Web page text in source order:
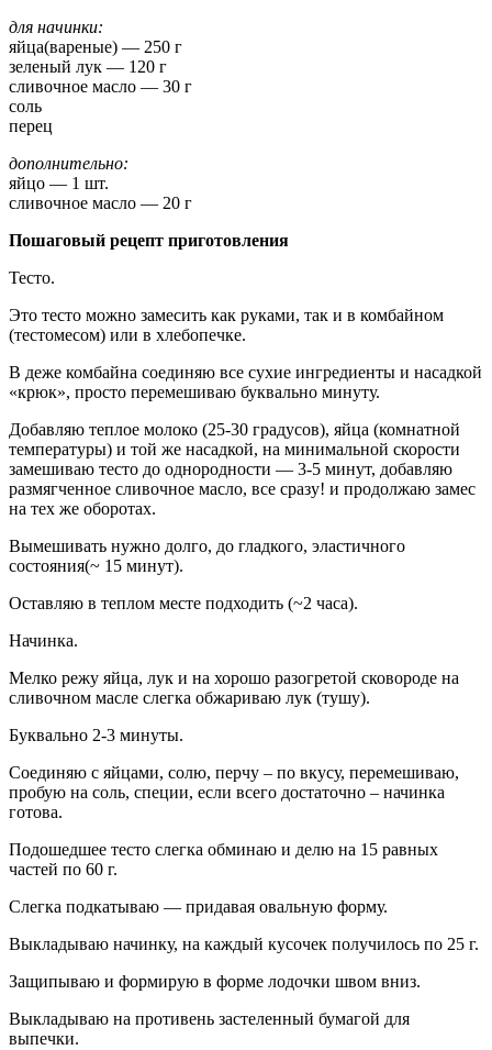
для начинки:
яйца(вареные) — 250 г
зеленый лук — 120 г
сливочное масло — 30 г
соль
перец
дополнительно:
яйцо — 1 шт.
сливочное масло — 20 г
Пошаговый рецепт приготовления
Тесто.
Это тесто можно замесить как руками, так и в комбайном
(тестомесом) или в хлебопечке.
В деже комбайна соединяю все сухие ингредиенты и насадкой
«крюк», просто перемешиваю буквально минуту.
Добавляю теплое молоко (25-30 градусов), яйца (комнатной
температуры) и той же насадкой, на минимальной скорости
замешиваю тесто до однородности — 3-5 минут, добавляю
размягченное сливочное масло, все сразу! и продолжаю замес
на тех же оборотах.
Вымешивать нужно долго, до гладкого, эластичного
состояния(~ 15 минут).
Оставляю в теплом месте подходить (~2 часа).
Начинка.
Мелко режу яйца, лук и на хорошо разогретой сковороде на
сливочном масле слегка обжариваю лук (тушу).
Буквально 2-3 минуты.
Соединяю с яйцами, солю, перчу – по вкусу, перемешиваю,
пробую на соль, специи, если всего достаточно – начинка
готова.
Подошедшее тесто слегка обминаю и делю на 15 равных
частей по 60 г.
Слегка подкатываю — придавая овальную форму.
Выкладываю начинку, на каждый кусочек получилось по 25 г.
Защипываю и формирую в форме лодочки швом вниз.
Выкладываю на противень застеленный бумагой для
выпечки.